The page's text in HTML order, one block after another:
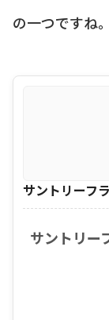
の一つですね。
サントリーフ
サントリー